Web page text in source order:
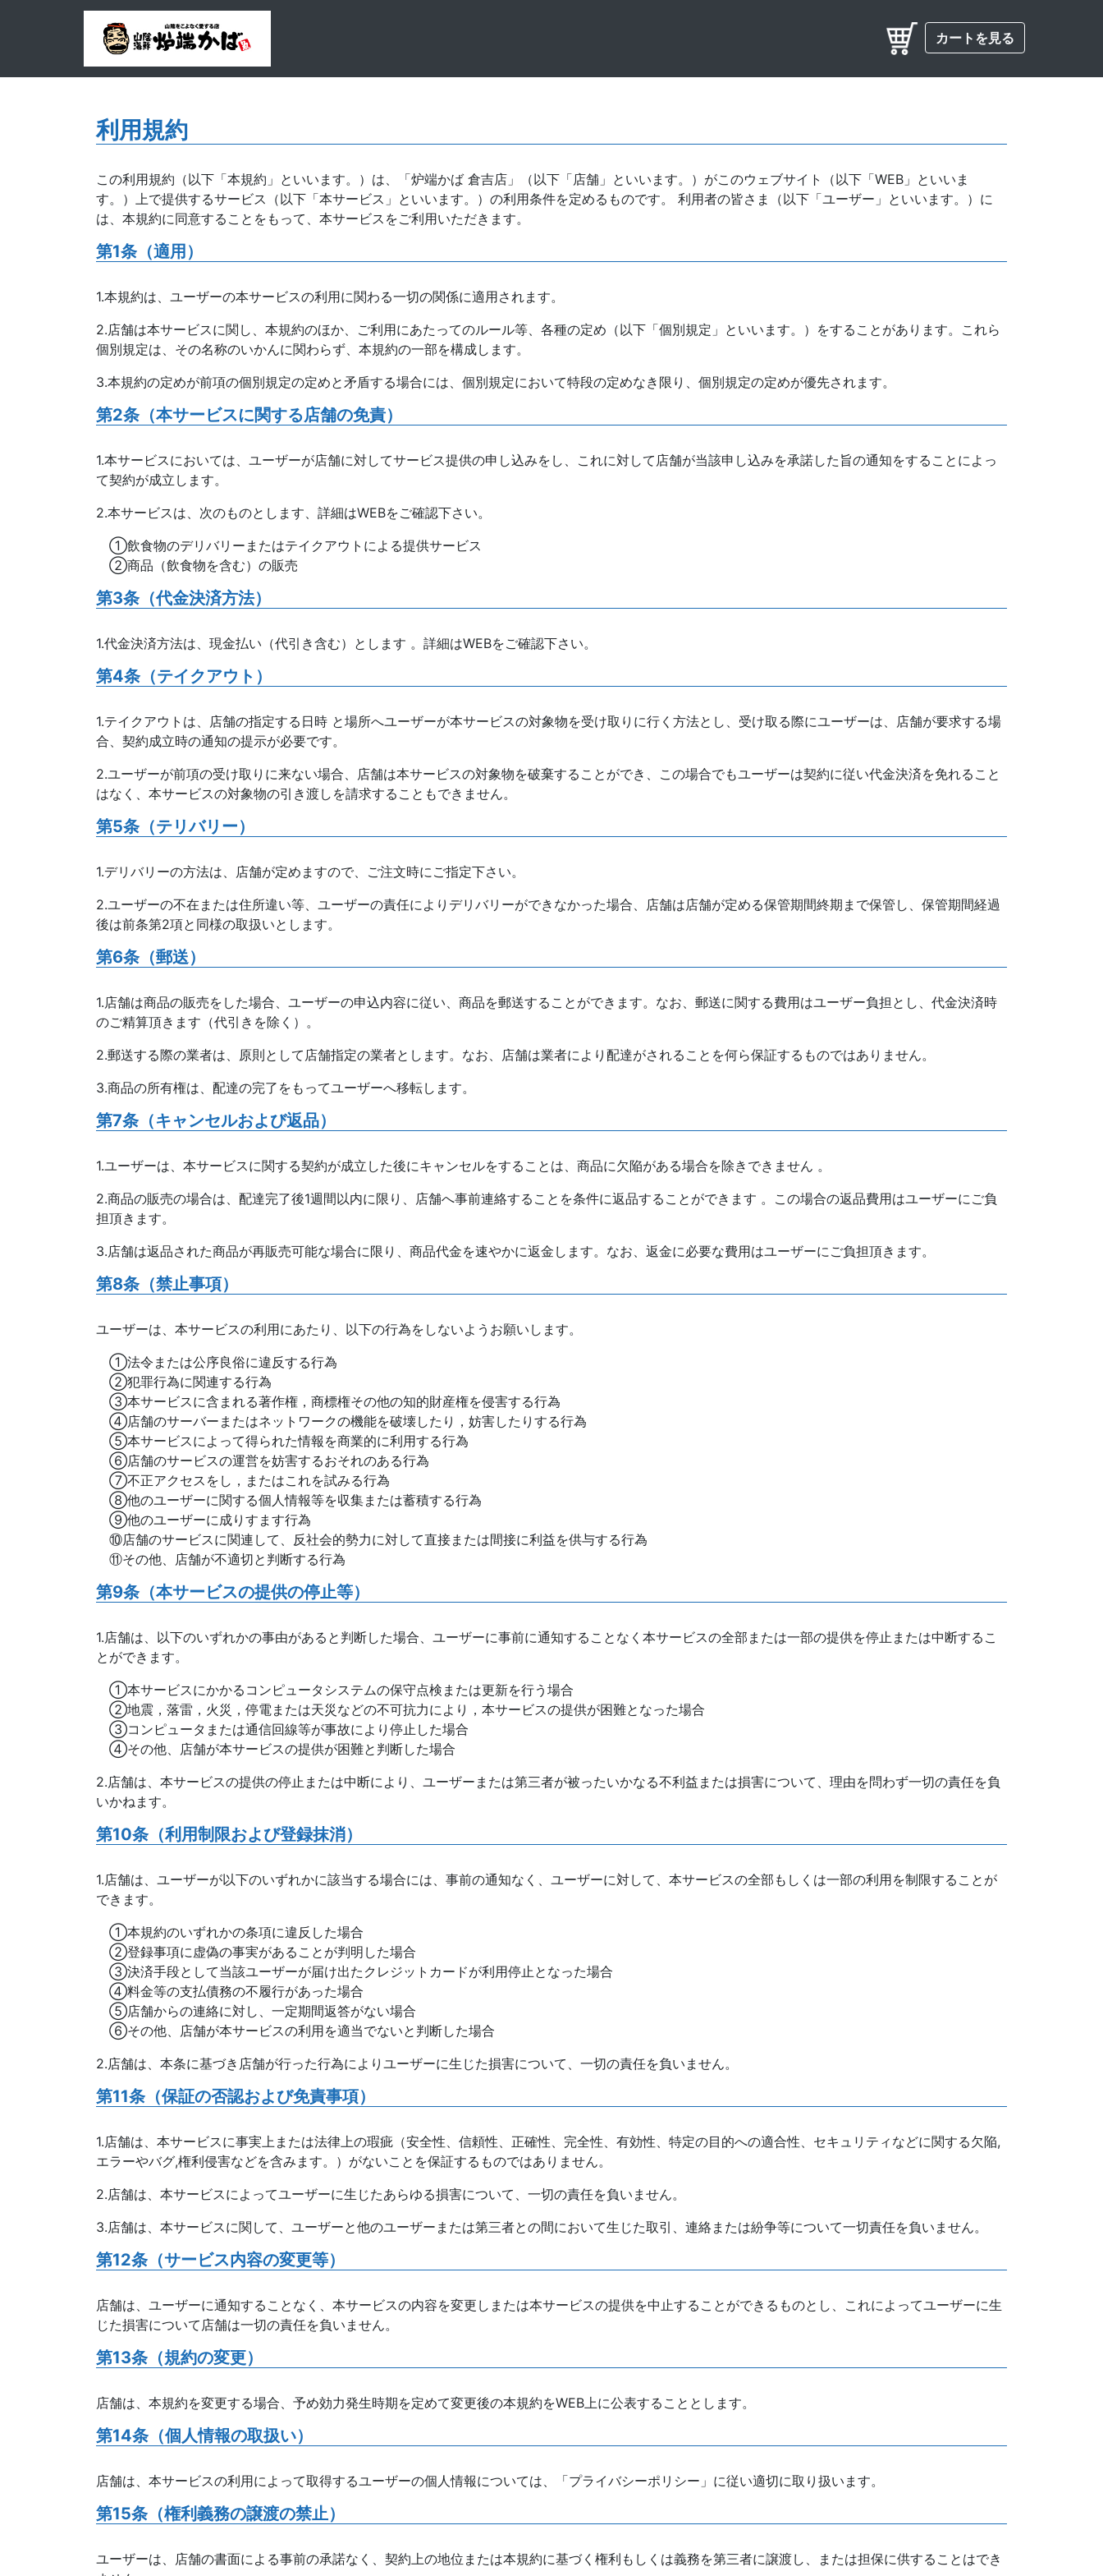
カートを見る
利用規約
この利用規約（以下「本規約」といいます。）は、「炉端かば 倉吉店」（以下「店舗」といいます。）がこのウェブサイト（以下「WEB」といいま
す。）上で提供するサービス（以下「本サービス」といいます。）の利用条件を定めるものです。 利用者の皆さま（以下「ユーザー」といいます。）に
は、本規約に同意することをもって、本サービスをご利用いただきます。
第1条（適用）
1.本規約は、ユーザーの本サービスの利用に関わる一切の関係に適用されます。
2.店舗は本サービスに関し、本規約のほか、ご利用にあたってのルール等、各種の定め（以下「個別規定」といいます。）をすることがあります。これら
個別規定は、その名称のいかんに関わらず、本規約の一部を構成します。
3.本規約の定めが前項の個別規定の定めと矛盾する場合には、個別規定において特段の定めなき限り、個別規定の定めが優先されます。
第2条（本サービスに関する店舗の免責）
1.本サービスにおいては、ユーザーが店舗に対してサービス提供の申し込みをし、これに対して店舗が当該申し込みを承諾した旨の通知をすることによっ
て契約が成立します。
2.本サービスは、次のものとします、詳細はWEBをご確認下さい。
①飲食物のデリバリーまたはテイクアウトによる提供サービス
②商品（飲食物を含む）の販売
第3条（代金決済方法）
1.代金決済方法は、現金払い（代引き含む）とします 。詳細はWEBをご確認下さい。
第4条（テイクアウト）
1.テイクアウトは、店舗の指定する日時 と場所へユーザーが本サービスの対象物を受け取りに行く方法とし、受け取る際にユーザーは、店舗が要求する場
合、契約成立時の通知の提示が必要です。
2.ユーザーが前項の受け取りに来ない場合、店舗は本サービスの対象物を破棄することができ、この場合でもユーザーは契約に従い代金決済を免れること
はなく、本サービスの対象物の引き渡しを請求することもできません。
第5条（テリバリー）
1.デリバリーの方法は、店舗が定めますので、ご注文時にご指定下さい。
2.ユーザーの不在または住所違い等、ユーザーの責任によりデリバリーができなかった場合、店舗は店舗が定める保管期間終期まで保管し、保管期間経過
後は前条第2項と同様の取扱いとします。
第6条（郵送）
1.店舗は商品の販売をした場合、ユーザーの申込内容に従い、商品を郵送することができます。なお、郵送に関する費用はユーザー負担とし、代金決済時
のご精算頂きます（代引きを除く）。
2.郵送する際の業者は、原則として店舗指定の業者とします。なお、店舗は業者により配達がされることを何ら保証するものではありません。
3.商品の所有権は、配達の完了をもってユーザーへ移転します。
第7条（キャンセルおよび返品）
1.ユーザーは、本サービスに関する契約が成立した後にキャンセルをすることは、商品に欠陥がある場合を除きできません 。
2.商品の販売の場合は、配達完了後1週間以内に限り、店舗へ事前連絡することを条件に返品することができます 。この場合の返品費用はユーザーにご負
担頂きます。
3.店舗は返品された商品が再販売可能な場合に限り、商品代金を速やかに返金します。なお、返金に必要な費用はユーザーにご負担頂きます。
第8条（禁止事項）
ユーザーは、本サービスの利用にあたり、以下の行為をしないようお願いします。
①法令または公序良俗に違反する行為
②犯罪行為に関連する行為
③本サービスに含まれる著作権，商標権その他の知的財産権を侵害する行為
④店舗のサーバーまたはネットワークの機能を破壊したり，妨害したりする行為
⑤本サービスによって得られた情報を商業的に利用する行為
⑥店舗のサービスの運営を妨害するおそれのある行為
⑦不正アクセスをし，またはこれを試みる行為
⑧他のユーザーに関する個人情報等を収集または蓄積する行為
⑨他のユーザーに成りすます行為
⑩店舗のサービスに関連して、反社会的勢力に対して直接または間接に利益を供与する行為
⑪その他、店舗が不適切と判断する行為
第9条（本サービスの提供の停止等）
1.店舗は、以下のいずれかの事由があると判断した場合、ユーザーに事前に通知することなく本サービスの全部または一部の提供を停止または中断するこ
とができます。
①本サービスにかかるコンピュータシステムの保守点検または更新を行う場合
②地震，落雷，火災，停電または天災などの不可抗力により，本サービスの提供が困難となった場合
③コンピュータまたは通信回線等が事故により停止した場合
④その他、店舗が本サービスの提供が困難と判断した場合
2.店舗は、本サービスの提供の停止または中断により、ユーザーまたは第三者が被ったいかなる不利益または損害について、理由を問わず一切の責任を負
いかねます。
第10条（利用制限および登録抹消）
1.店舗は、ユーザーが以下のいずれかに該当する場合には、事前の通知なく、ユーザーに対して、本サービスの全部もしくは一部の利用を制限することが
できます。
①本規約のいずれかの条項に違反した場合
②登録事項に虚偽の事実があることが判明した場合
③決済手段として当該ユーザーが届け出たクレジットカードが利用停止となった場合
④料金等の支払債務の不履行があった場合
⑤店舗からの連絡に対し、一定期間返答がない場合
⑥その他、店舗が本サービスの利用を適当でないと判断した場合
2.店舗は、本条に基づき店舗が行った行為によりユーザーに生じた損害について、一切の責任を負いません。
第11条（保証の否認および免責事項）
1.店舗は、本サービスに事実上または法律上の瑕疵（安全性、信頼性、正確性、完全性、有効性、特定の目的への適合性、セキュリティなどに関する欠陥,
エラーやバグ,権利侵害などを含みます。）がないことを保証するものではありません。
2.店舗は、本サービスによってユーザーに生じたあらゆる損害について、一切の責任を負いません。
3.店舗は、本サービスに関して、ユーザーと他のユーザーまたは第三者との間において生じた取引、連絡または紛争等について一切責任を負いません。
第12条（サービス内容の変更等）
店舗は、ユーザーに通知することなく、本サービスの内容を変更しまたは本サービスの提供を中止することができるものとし、これによってユーザーに生
じた損害について店舗は一切の責任を負いません。
第13条（規約の変更）
店舗は、本規約を変更する場合、予め効力発生時期を定めて変更後の本規約をWEB上に公表することとします。
第14条（個人情報の取扱い）
店舗は、本サービスの利用によって取得するユーザーの個人情報については、「プライバシーポリシー」に従い適切に取り扱います。
第15条（権利義務の譲渡の禁止）
ユーザーは、店舗の書面による事前の承諾なく、契約上の地位または本規約に基づく権利もしくは義務を第三者に譲渡し、または担保に供することはでき